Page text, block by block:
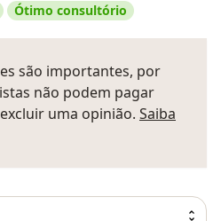
Ótimo consultório
são importantes, por
não podem pagar
uma opinião. Saiba